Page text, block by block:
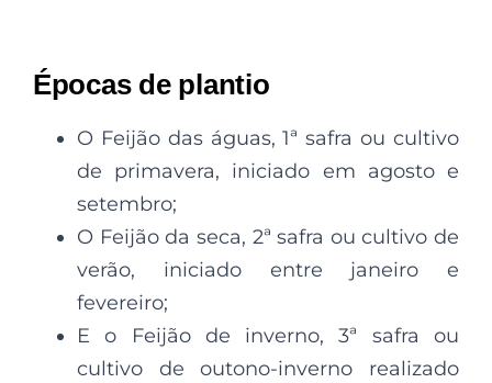
Épocas de plantio
O Feijão das águas, 1ª safra ou cultivo
de primavera, iniciado em agosto e
setembro;
O Feijão da seca, 2ª safra ou cultivo de
verão, iniciado entre janeiro e
fevereiro;
E o Feijão de inverno, 3ª safra ou
cultivo de outono-inverno realizado